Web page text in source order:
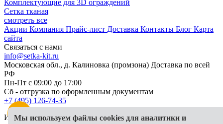
Комплектующие для 3D ограждений
Сетка тканая
смотреть все
Акции Компания Прайс-лист Доставка Контакты Блог Карта
сайта
Связаться с нами
info@setka-kit.ru
Московская обл., д. Калиновка (промзона) Доставка по всей
РФ
Пн-Пт с 09:00 до 17:00
Сб - отгрузка по оформленным документам
+7 (495) 126-74-35
Информация, представленная на сайте, в исключительных
Мы используем файлы cookies для аналитики и